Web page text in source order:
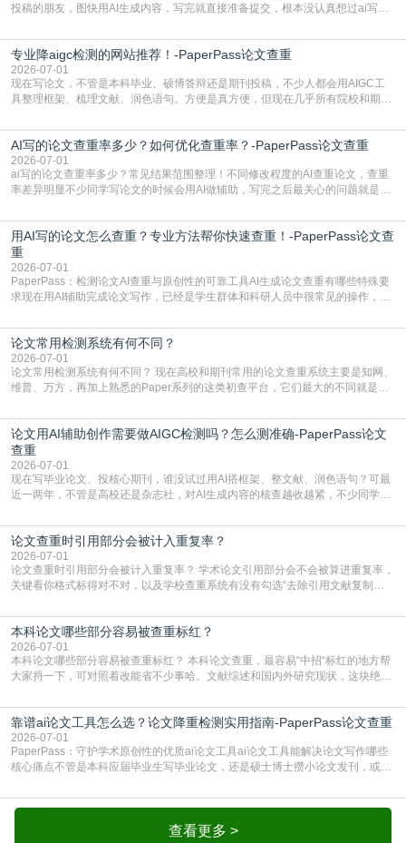
投稿的朋友，图快用AI生成内容，写完就直接准备提交，根本没认真想过ai写论
自带不可忽视的查重风险。AI训练依赖海量公开的文本数据，生成内容本质是基
于训练数据的概率拼接，不是从零开始的原创创作。生成过程中，很容易复用已
有的高频公共表述，甚至直接拼接已经公开
专业降aigc检测的网站推荐！-PaperPass论文查重
2026-07-01
现在写论文，不管是本科毕业、硕博答辩还是期刊投稿，不少人都会用AIGC工
具整理框架、梳理文献、润色语句。方便是真方便，但现在几乎所有院校和期刊
五遍还是过不了预检测的大有人在，这时候，找到靠谱的降AIGC检测率的网
站，就能少走好多弯路。PaperPass：守护学术原创性的智能伙伴AIGC生成内
容的学术合规痛点去年帮一个本科师弟改
AI写的论文查重率多少？如何优化查重率？-PaperPass论文查重
2026-07-01
ai写的论文查重率多少？常见结果范围整理！不同修改程度的AI查重论文，查重
率差异明显不少同学写论文的时候会用AI做辅助，写完之后最关心的问题就是ai
实际情况和大家想的不太一样。AI训练依赖海量公开学术文献、网络内容，生成
内容本质是按照语义概率拼接已有内容，很容易和已发布的作品撞重复，甚至会
直接引用整段已有内容，所以查重率偏高是
用AI写的论文怎么查重？专业方法帮你快速查重！-PaperPass论文查
重
2026-07-01
PaperPass：检测论文AI查重与原创性的可靠工具AI生成论文查重有哪些特殊要
求现在用AI辅助完成论文写作，已经是学生群体和科研人员中很常见的操作，不
但很多人忽略了，AI生成的内容天生带有重复风险——训练AI的数据集本身就包
含大量已公开的学术内容、网络原创内容，AI输出内容时很容易无意识拼接出重
复片
论文常用检测系统有何不同？
2026-07-01
论文常用检测系统有何不同？ 现在高校和期刊常用的论文查重系统主要是知网、
维普、万方，再加上熟悉的Paper系列的这类初查平台，它们最大的不同就是数
查数值误导。知网（CNKI）是学校定稿检测的绝对主流。本科用PMLC，含大学
生联合比对库，能比历届学长论文，硕博用VIP/TMLC，含学术论文联合比对
库，期刊投稿用AMLMC/SML
论文用AI辅助创作需要做AIGC检测吗？怎么测准确-PaperPass论文
查重
2026-07-01
现在写毕业论文、投核心期刊，谁没试过用AI搭框架、整文献、润色语句？可最
近一两年，不管是高校还是杂志社，对AI生成内容的核查越收越紧，不少同学投
真的太亏。提前做AIGC检测，已经成了很多过来人交稿前必做的一步。为什么
AIGC检测成了论文答辩投稿前的必备项？可能还有不少人觉得，我就用AI搭了个
框架，内容都是自己写的，至于做AIG
论文查重时引用部分会被计入重复率？
2026-07-01
论文查重时引用部分会被计入重复率？ 学术论文引用部分会不会被算进重复率，
关键看你格式标得对不对，以及学校查重系统有没有勾选“去除引用文献复制
独占一行，每条文献用[1][2]方括号编号、与正文一一对应，著录项符合GB/T
7714（作者、题名、刊名、年、卷期、页码齐全，标点用半角）；查重系统识别
成功后通常把这段标为引用，
本科论文哪些部分容易被查重标红？
2026-07-01
本科论文哪些部分容易被查重标红？ 本科论文查重，最容易“中招“标红的地方帮
大家捋一下，可对照着改能省不少事哈。文献综述和国内外研究现状，这块绝对
乎一模一样的话，你要是直接复制百度百科、教材或别人写好的综述段落，系统
一抓一个准，整段飘红。研究背景、意义和方法描述也是不可避免，比如“本文采
用问卷调查法““运用SPSS软件进行数据分
靠谱ai论文工具怎么选？论文降重检测实用指南-PaperPass论文查重
2026-07-01
PaperPass：守护学术原创性的优质ai论文工具ai论文工具能解决论文写作哪些
核心痛点不管是本科应届毕业生写毕业论文，还是硕士博士攒小论文发刊，或是
自己逐句读逐句改，熬好几个大夜不说，还经常改不到点上，交上去才发现重复
率超标，再返工太折腾。现在有了成熟的ai论文工具，这些痛点基本都能高效解
决。靠谱的ai论文工具，不止能帮你梳查看更多 >